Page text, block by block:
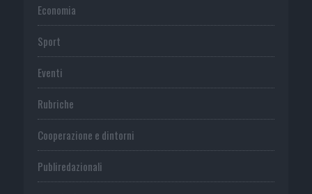
Economia
Sport
Eventi
Rubriche
Cooperazione e dintorni
Publiredazionali